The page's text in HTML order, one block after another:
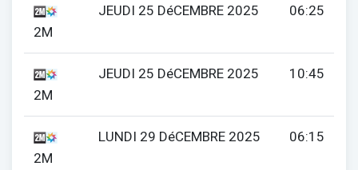
2M
JEUDI 25 DéCEMBRE 2025 06:25
2M
JEUDI 25 DéCEMBRE 2025 10:45
2M
LUNDI 29 DéCEMBRE 2025 06:15